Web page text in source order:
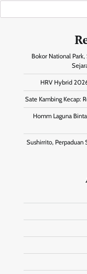
Bokor National
HRV Hybrid
Sate Kambing Kecap:
Homm Laguna
Sushirrito, Perpaduan